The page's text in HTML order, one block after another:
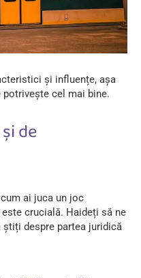
și influențe, așa
cel mai bine.
de
ai juca un joc
crucială. Haideți să ne
despre partea juridică